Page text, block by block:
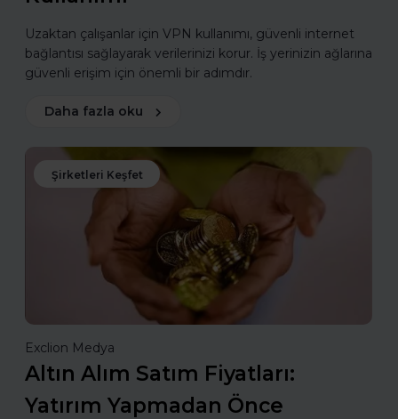
Uzaktan çalışanlar için VPN kullanımı, güvenli internet
bağlantısı sağlayarak verilerinizi korur. İş yerinizin ağlarına
güvenli erişim için önemli bir adımdır.
Daha fazla oku
Şirketleri Keşfet
Exclion Medya
Altın Alım Satım Fiyatları:
Yatırım Yapmadan Önce